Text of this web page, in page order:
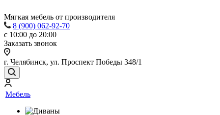
Мягкая мебель от производителя
8 (900) 062-92-70
с 10:00 до 20:00
Заказать звонок
г. Челябинск, ул. Проспект Победы 348/1
Мебель